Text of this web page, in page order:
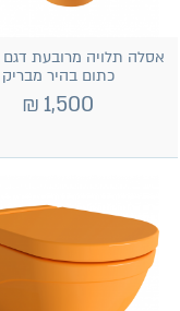
כתום בהיר מבריק
1,500
₪